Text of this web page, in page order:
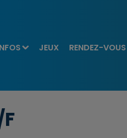
JEUX RENDEZ-VOUS